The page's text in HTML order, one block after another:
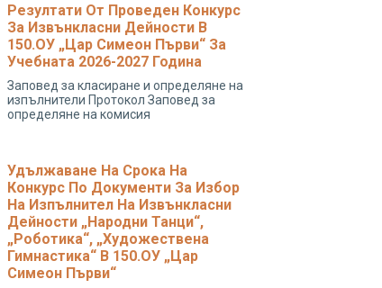
Резултати От Проведен Конкурс
За Извънкласни Дейности В
150.ОУ „Цар Симеон Първи“ За
Учебната 2026-2027 Година
Заповед за класиране и определяне на
изпълнители Протокол Заповед за
определяне на комисия
Удължаване На Срока На
Конкурс По Документи За Избор
На Изпълнител На Извънкласни
Дейности „народни Танци“,
„роботика“, „художествена
Гимнастика“ В 150.ОУ „Цар
Симеон Първи“